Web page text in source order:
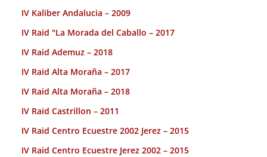
IV Kaliber Andalucia – 2009
IV Raid "La Morada del Caballo – 2017
IV Raid Ademuz – 2018
IV Raid Alta Moraña – 2017
IV Raid Alta Moraña – 2018
IV Raid Castrillon – 2011
IV Raid Centro Ecuestre 2002 Jerez – 2015
IV Raid Centro Ecuestre Jerez 2002 – 2015